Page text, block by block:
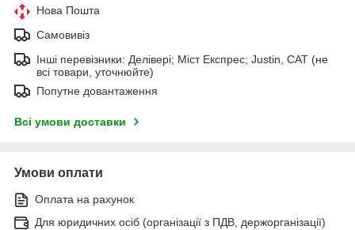
Нова Пошта
Самовивіз
Інші перевізники: Делівері; Міст Експрес; Justin, САТ (не
всі товари, уточнюйте)
Попутне довантаження
Всі умови доставки
Умови оплати
Оплата на рахунок
Для юридичних осіб (організації з ПДВ, держорганізації)